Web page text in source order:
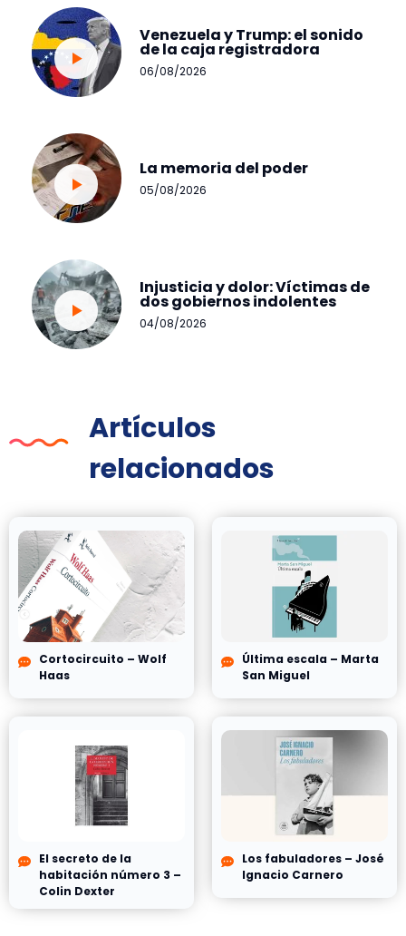
Venezuela y Trump: el sonido
de la caja registradora
06/08/2026
La memoria del poder
05/08/2026
Injusticia y dolor: Víctimas de
dos gobiernos indolentes
04/08/2026
Artículos
relacionados
Cortocircuito – Wolf
Haas
Última escala – Marta
San Miguel
El secreto de la
habitación número 3 –
Colin Dexter
Los fabuladores – José
Ignacio Carnero